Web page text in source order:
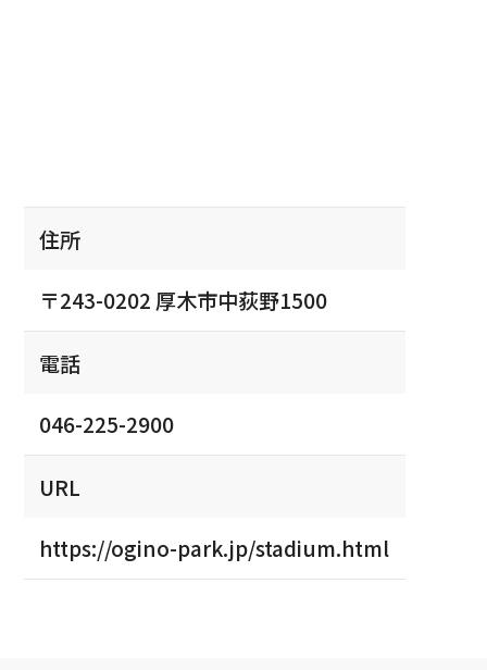
住所
〒243-0202 厚木市中荻野1500
電話
046-225-2900
URL
https://ogino-park.jp/stadium.html